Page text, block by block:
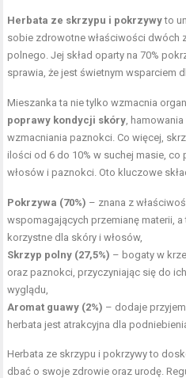
Herbata ze skrzypu i pokrzywyto
sobie zdrowotne właściwości dwóch
polnego. Jej skład oparty na 70%
sprawia, że jest świetnym wsparciem
Mieszanka ta nie tylko wzmacnia
poprawy kondycji skóry ,
wzmacniania paznokci. Co więcej,
ilości od 6 do 10% w suchej masie, co
włosów i paznokci. Oto kluczowe
Pokrzywa (70%) – znana z
wspomagających przemianę materii, a
korzystne dla skóry i włosów,
Skrzyp polny (27,5%) – bogaty w
oraz paznokci, przyczyniając się do
wyglądu,
Aromat guawy (2%) – dodaje
herbata jest atrakcyjna dla
Herbata ze skrzypu i pokrzywy to
dbać o swoje zdrowie oraz urodę.